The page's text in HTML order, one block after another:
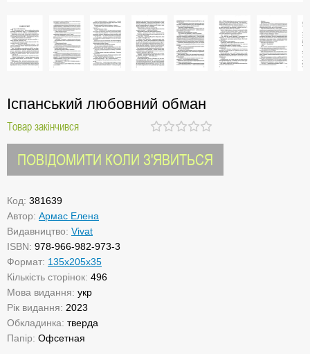
Іспанський любовний обман
Товар закінчився
ПОВІДОМИТИ КОЛИ З'ЯВИТЬСЯ
Код: 381639
Автор: Армас Елена
Видавництво: Vivat
ISBN: 978-966-982-973-3
Формат: 135х205х35
Кількість сторінок: 496
Мова видання: укр
Рік видання: 2023
Обкладинка: тверда
Папір: Офсетная